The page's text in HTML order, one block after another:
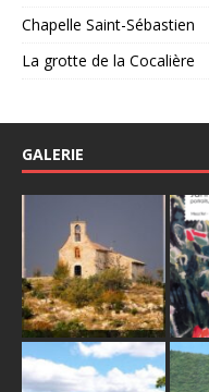
Chapelle Saint-Sébastien
La grotte de la Cocalière
GALERIE